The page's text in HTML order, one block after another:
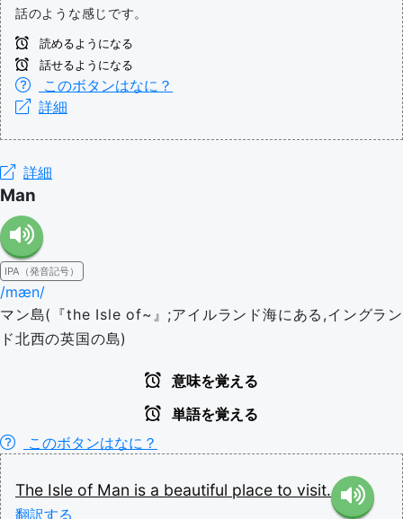
話のような感じです。
読めるようになる
話せるようになる
このボタンはなに？
詳細
詳細
Man
IPA（発音記号）
/mæn/
マン島(『the Isle of~』;アイルランド海にある,イングラン
ド北西の英国の島)
意味を覚える
単語を覚える
このボタンはなに？
The Isle of Man is a beautiful place to visit.
翻訳する